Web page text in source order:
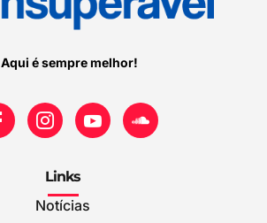
Aqui é sempre melhor!
Links
Notícias